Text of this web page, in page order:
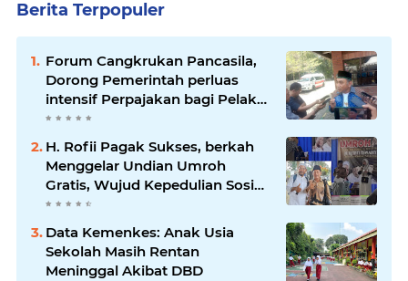
Berita Terpopuler
Forum Cangkrukan Pancasila,
Dorong Pemerintah perluas
intensif Perpajakan bagi Pelaku
Usaha UMKM.
H. Rofii Pagak Sukses, berkah
Menggelar Undian Umroh
Gratis, Wujud Kepedulian Sosial
berbagi.
Data Kemenkes: Anak Usia
Sekolah Masih Rentan
Meninggal Akibat DBD